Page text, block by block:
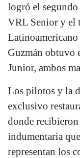
logró el
VRL Senior y el
Guzmán obtuvo
Junior, ambos
Los pilotos y la
exclusivo
donde
indumentaria
representan los